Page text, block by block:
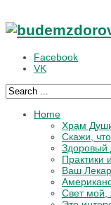
Facebook
VK
Home
Храм
Скажи,
Здоровый
Практики
Ваш
Свет мой,